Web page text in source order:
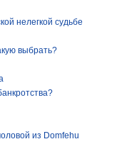
нелегкой судьбе
выбрать?
из Domfehu